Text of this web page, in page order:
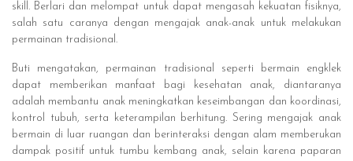
skill. Berlari dan melompat untuk dapat mengasah kekuatan fisiknya,
salah satu caranya dengan mengajak anak-anak untuk melakukan
permainan tradisional.
Buti mengatakan, permainan tradisional seperti bermain engklek
dapat memberikan manfaat bagi kesehatan anak, diantaranya
adalah membantu anak meningkatkan keseimbangan dan koordinasi,
kontrol tubuh, serta keterampilan berhitung. Sering mengajak anak
bermain di luar ruangan dan berinteraksi dengan alam memberukan
dampak positif untuk tumbu kembang anak, selain karena paparan